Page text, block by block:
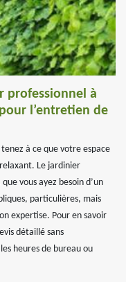
professionnel à
l’entretien de
à ce que votre espace
Le jardinier
vous ayez besoin d’un
particulières, mais
expertise. Pour en savoir
détaillé sans
heures de bureau ou